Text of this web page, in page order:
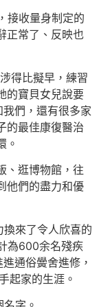
接收量身制定的
正常了、反映也
得比擬早，練習
的寶貝女兒說要
們，還有很多家
的最佳康復醫治
。
、逛博物館，往
他們的盡力和優
換來了令人欣喜的
為600余名殘疾
通俗黌舍進修，
起家的生涯。